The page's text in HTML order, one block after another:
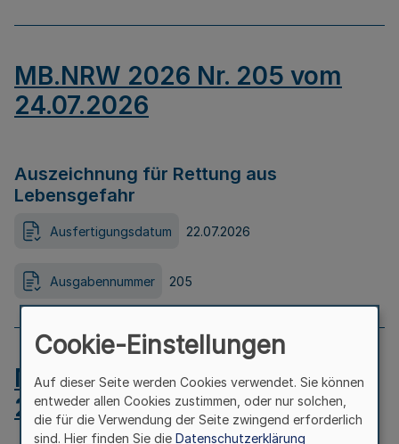
MB.NRW 2026 Nr. 205 vom
24.07.2026
Auszeichnung für Rettung aus
Lebensgefahr
Ausfertigungsdatum 22.07.2026
Ausgabennummer 205
MB.NRW 2026 Nr. 204 vom
24.07.2026
Cookie-Einstellungen
Auf dieser Seite werden Cookies verwendet. Sie können
entweder allen Cookies zustimmen, oder nur solchen,
die für die Verwendung der Seite zwingend erforderlich
sind. Hier finden Sie die Datenschutzerklärung